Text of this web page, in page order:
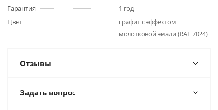
Гарантия
1 год
Цвет
графит с эффектом
молотковой эмали (RAL 7024)
Отзывы
Задать вопрос